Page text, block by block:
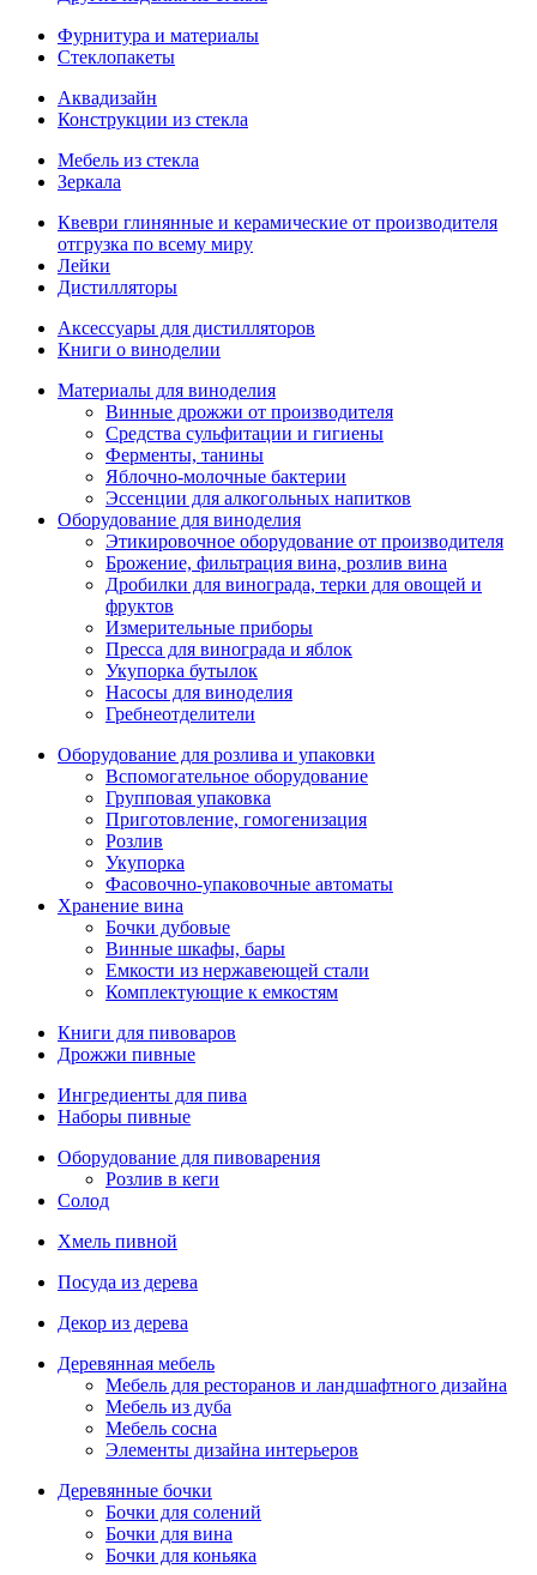
Фурнитура и материалы
Стеклопакеты
Аквадизайн
Конструкции из стекла
Мебель из стекла
Зеркала
Квеври глинянные и керамические от производителя
отгрузка по всему миру
Лейки
Дистилляторы
Аксессуары для дистилляторов
Книги о виноделии
Материалы для виноделия
Винные дрожжи от производителя
Средства сульфитации и гигиены
Ферменты, танины
Яблочно-молочные бактерии
Эссенции для алкогольных напитков
Оборудование для виноделия
Этикировочное оборудование от производителя
Брожение, фильтрация вина, розлив вина
Дробилки для винограда, терки для овощей и
фруктов
Измерительные приборы
Пресса для винограда и яблок
Укупорка бутылок
Насосы для виноделия
Гребнеотделители
Оборудование для розлива и упаковки
Вспомогательное оборудование
Групповая упаковка
Приготовление, гомогенизация
Розлив
Укупорка
Фасовочно-упаковочные автоматы
Хранение вина
Бочки дубовые
Винные шкафы, бары
Емкости из нержавеющей стали
Комплектующие к емкостям
Книги для пивоваров
Дрожжи пивные
Ингредиенты для пива
Наборы пивные
Оборудование для пивоварения
Розлив в кеги
Солод
Хмель пивной
Посуда из дерева
Декор из дерева
Деревянная мебель
Мебель для ресторанов и ландшафтного дизайна
Мебель из дуба
Мебель сосна
Элементы дизайна интерьеров
Деревянные бочки
Бочки для солений
Бочки для вина
Бочки для коньяка